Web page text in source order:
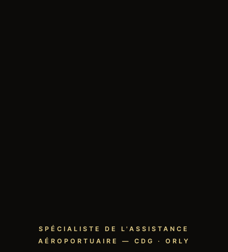
SPÉCIALISTE DE L'ASSISTANCE
AÉROPORTUAIRE — CDG · ORLY